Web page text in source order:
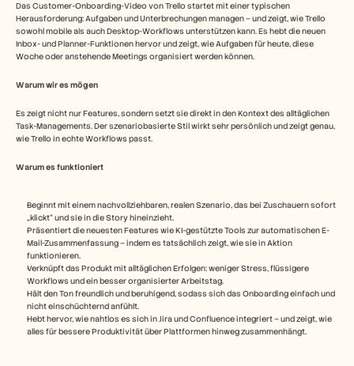
Das Customer-Onboarding-Video von Trello startet mit einer typischen
Herausforderung: Aufgaben und Unterbrechungen managen – und zeigt, wie Trello
sowohl mobile als auch Desktop-Workflows unterstützen kann. Es hebt die neuen
Inbox- und Planner-Funktionen hervor und zeigt, wie Aufgaben für heute, diese
Woche oder anstehende Meetings organisiert werden können.
Warum wir es mögen
Es zeigt nicht nur Features, sondern setzt sie direkt in den Kontext des alltäglichen
Task-Managements. Der szenariobasierte Stil wirkt sehr persönlich und zeigt genau,
wie Trello in echte Workflows passt.
Warum es funktioniert
Beginnt mit einem nachvollziehbaren, realen Szenario, das bei Zuschauern sofort
„klickt“ und sie in die Story hineinzieht.
Präsentiert die neuesten Features wie KI-gestützte Tools zur automatischen E-
Mail-Zusammenfassung – indem es tatsächlich zeigt, wie sie in Aktion
funktionieren.
Verknüpft das Produkt mit alltäglichen Erfolgen: weniger Stress, flüssigere
Workflows und ein besser organisierter Arbeitstag.
Hält den Ton freundlich und beruhigend, sodass sich das Onboarding einfach und
nicht einschüchternd anfühlt.
Hebt hervor, wie nahtlos es sich in Jira und Confluence integriert – und zeigt, wie
alles für bessere Produktivität über Plattformen hinweg zusammenhängt.